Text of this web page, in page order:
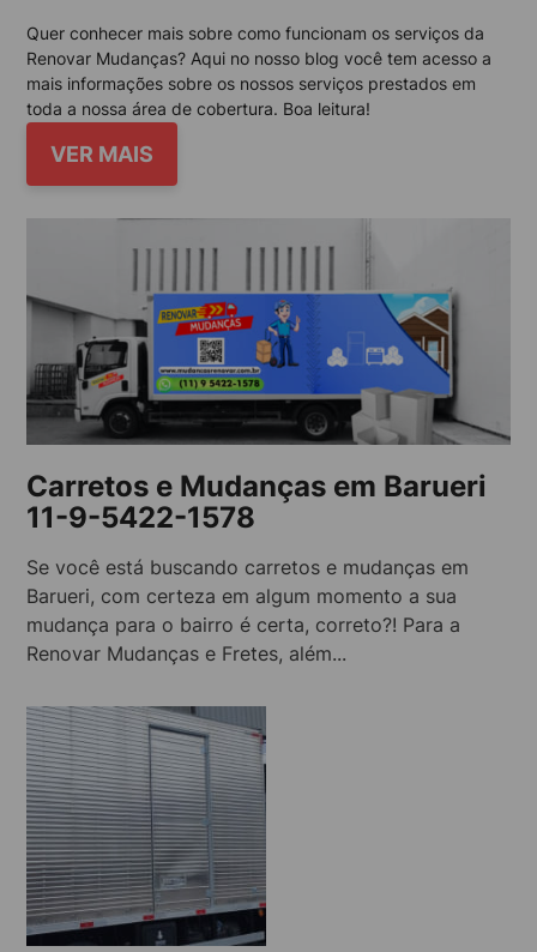
Quer conhecer mais sobre como funcionam os serviços da
Renovar Mudanças? Aqui no nosso blog você tem acesso a
mais informações sobre os nossos serviços prestados em
toda a nossa área de cobertura. Boa leitura!
VER MAIS
Carretos e Mudanças em Barueri
11-9-5422-1578
Se você está buscando carretos e mudanças em
Barueri, com certeza em algum momento a sua
mudança para o bairro é certa, correto?! Para a
Renovar Mudanças e Fretes, além...